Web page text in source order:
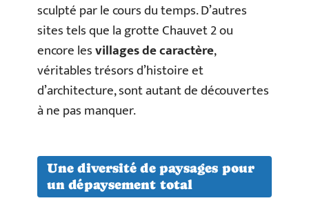
sculpté par le cours du temps. D’autres
sites tels que la grotte Chauvet 2 ou
encore lesvillages de caractère,
véritables trésors d’histoire et
d’architecture, sont autant de découvertes
à ne pas manquer.
Une diversité de paysages pour
un dépaysement total